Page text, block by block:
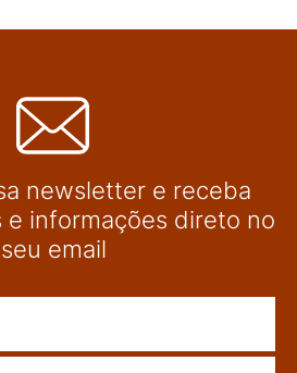
newsletter e receba
e informações direto no
seu email